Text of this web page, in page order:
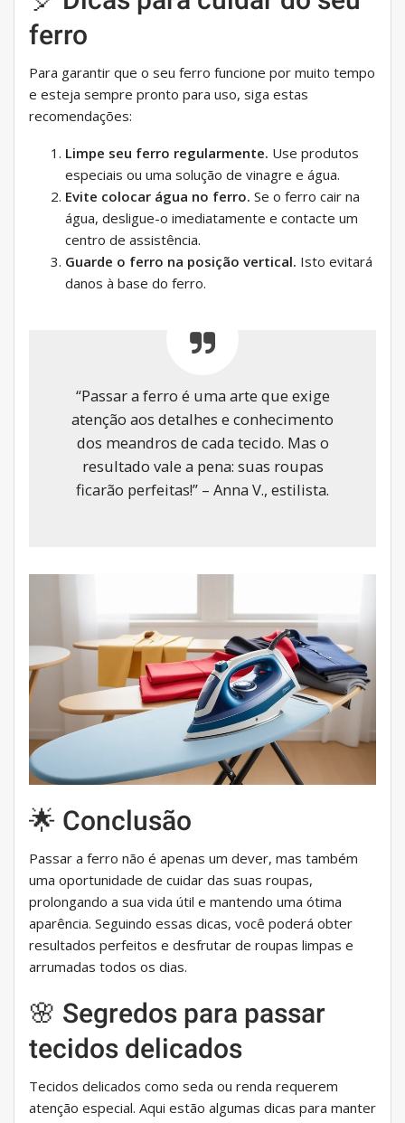
ferro
Para garantir que o seu ferro funcione por muito tempo
e esteja sempre pronto para uso, siga estas
recomendações:
Limpe seu ferro regularmente. Use produtos
especiais ou uma solução de vinagre e água.
Evite colocar água no ferro. Se o ferro cair na
água, desligue-o imediatamente e contacte um
centro de assistência.
Guarde o ferro na posição vertical. Isto evitará
danos à base do ferro.
“Passar a ferro é uma arte que exige
atenção aos detalhes e conhecimento
dos meandros de cada tecido. Mas o
resultado vale a pena: suas roupas
ficarão perfeitas!” – Anna V., estilista.
🌟 Conclusão
Passar a ferro não é apenas um dever, mas também
uma oportunidade de cuidar das suas roupas,
prolongando a sua vida útil e mantendo uma ótima
aparência. Seguindo essas dicas, você poderá obter
resultados perfeitos e desfrutar de roupas limpas e
arrumadas todos os dias.
🌸 Segredos para passar
tecidos delicados
Tecidos delicados como seda ou renda requerem
atenção especial. Aqui estão algumas dicas para manter